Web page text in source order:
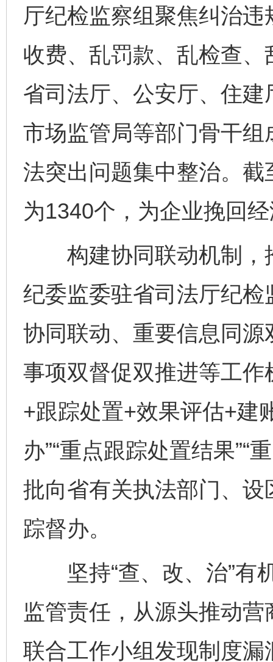
厅纪检监察组聚焦纠治
收费、乱罚款、乱检查
省司法厅、公安厅、住
市场监管局等部门骨干
法突出问题集中整治。
为1340个，为企业挽回
构建协同联动机制，
纪委监委驻省司法厅纪
协同联动、重要信息同
事项双督促双推进等工作
+跟踪处置+效果评估+建
办”“重点跟踪处置结果”“
批向省有关执法部门、
踪督办。
坚持“查、改、治”有
监管责任，从源头推动
联合工作小组发现制度漏